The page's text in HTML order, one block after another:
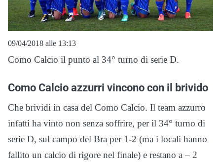
09/04/2018 alle 13:13
Como Calcio il punto al 34° turno di serie D.
Como Calcio azzurri vincono con il brivido
Che brividi in casa del Como Calcio. Il team azzurro
infatti ha vinto non senza soffrire, per il 34° turno di
serie D, sul campo del Bra per 1-2 (ma i locali hanno
fallito un calcio di rigore nel finale) e restano a – 2